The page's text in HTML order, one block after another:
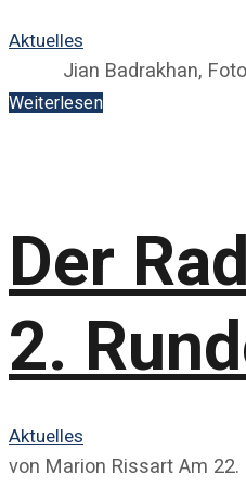
Aktuelles
Jian Badrakhan, Foto:
Weiterlesen
Der
2.
Aktuelles
von Marion Rissart Am